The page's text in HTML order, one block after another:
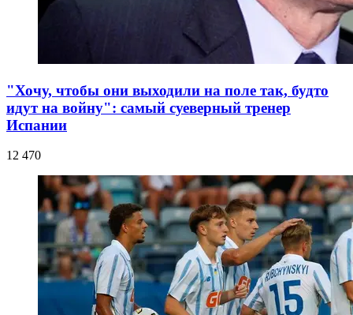
"Хочу, чтобы они выходили на поле так, будто
идут на войну": самый суеверный тренер
Испании
12 470